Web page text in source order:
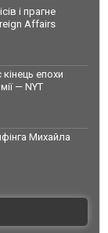
і прагне
Affairs
епохи
— NYT
Михайла